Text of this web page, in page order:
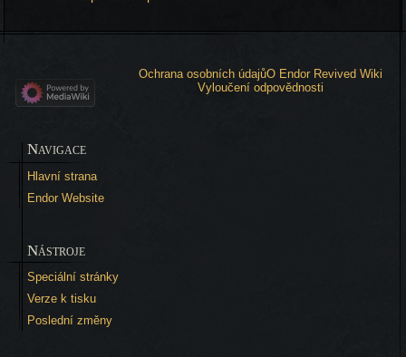
Ochrana osobních údajůO Endor Revived Wiki
Vyloučení odpovědnosti
Navigace
Hlavní strana
Endor Website
Nástroje
Speciální stránky
Verze k tisku
Poslední změny